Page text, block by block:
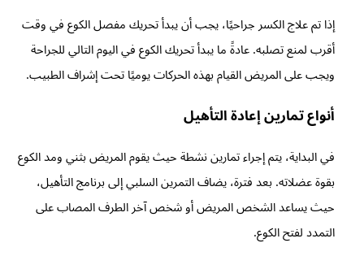
إذا تم علاج الكسر جراحيًا، يجب أن يبدأ تحريك مفصل الكوع في وقت
أقرب لمنع تصلبه. عادةً ما يبدأ تحريك الكوع في اليوم التالي للجراحة
ويجب على المريض القيام بهذه الحركات يوميًا تحت إشراف الطبيب.
أنواع تمارين إعادة التأهيل
في البداية، يتم إجراء تمارين نشطة حيث يقوم المريض بثني ومد الكوع
بقوة عضلاته. بعد فترة، يضاف التمرين السلبي إلى برنامج التأهيل،
حيث يساعد الشخص المريض أو شخص آخر الطرف المصاب على
التمدد لفتح الكوع.